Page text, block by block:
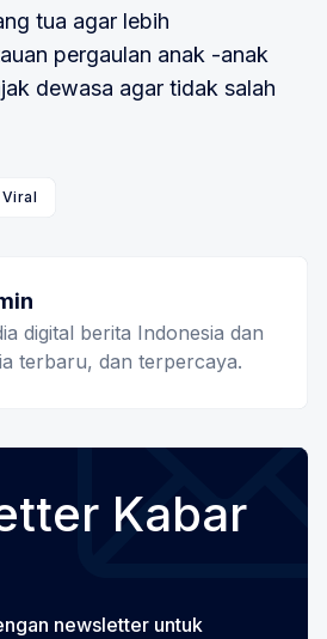
tua agar lebih
pergaulan anak -anak
dewasa agar tidak salah
Viral
digital berita Indonesia dan
terbaru, dan terpercaya.
Kabar
newsletter untuk